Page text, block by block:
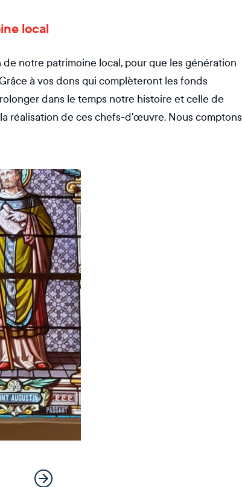
local
notre patrimoine local, pour que les génération
à vos dons qui complèteront les fonds
dans le temps notre histoire et celle de
réalisation de ces chefs-d'œuvre. Nous comptons